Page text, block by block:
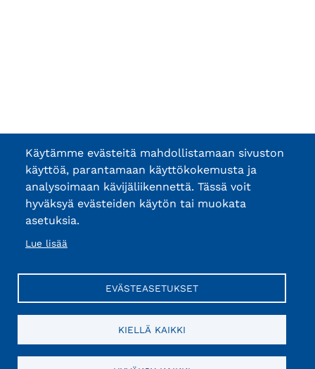
Käytämme evästeitä mahdollistamaan sivuston
käyttöä, parantamaan käyttökokemusta ja
analysoimaan kävijäliikennettä. Tässä voit
hyväksyä evästeiden käytön tai muokata
asetuksia.
Lue lisää
EVÄSTEASETUKSET
KIELLÄ KAIKKI